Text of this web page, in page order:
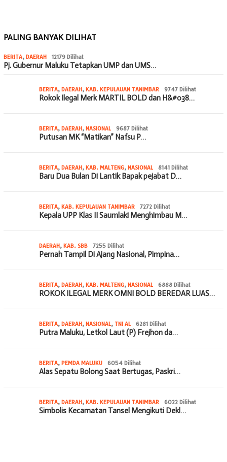
PALING BANYAK DILIHAT
BERITA, DAERAH 12179 Dilihat
Pj. Gubernur Maluku Tetapkan UMP dan UMS…
BERITA, DAERAH, KAB. KEPULAUAN TANIMBAR 9747 Dilihat
Rokok Ilegal Merk MARTIL BOLD dan H&#038…
BERITA, DAERAH, NASIONAL 9687 Dilihat
Putusan MK “Matikan” Nafsu P…
BERITA, DAERAH, KAB. MALTENG, NASIONAL 8141 Dilihat
Baru Dua Bulan Di Lantik Bapak pejabat D…
BERITA, KAB. KEPULAUAN TANIMBAR 7272 Dilihat
Kepala UPP Klas II Saumlaki Menghimbau M…
DAERAH, KAB. SBB 7255 Dilihat
Pernah Tampil Di Ajang Nasional, Pimpina…
BERITA, DAERAH, KAB. MALTENG, NASIONAL 6888 Dilihat
ROKOK ILEGAL MERK OMNI BOLD BEREDAR LUAS…
BERITA, DAERAH, NASIONAL, TNI AL 6281 Dilihat
Putra Maluku, Letkol Laut (P) Frejhon da…
BERITA, PEMDA MALUKU 6054 Dilihat
Alas Sepatu Bolong Saat Bertugas, Paskri…
BERITA, DAERAH, KAB. KEPULAUAN TANIMBAR 6022 Dilihat
Simbolis Kecamatan Tansel Mengikuti Dekl…